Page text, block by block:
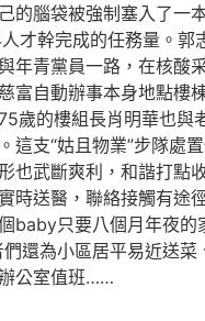
的腦袋被強制塞入了一
才幹完成的任務量。郭
年青黨員一路，在核酸
富自動辦事本身地點樓
歲的樓組長肖明華也與
這支“姑且物業”步隊處
也武斷爽利，和諧打點
時送醫，聯絡接觸有途
baby只要八個月年夜的
們還為小區居平易近送
公室值班……